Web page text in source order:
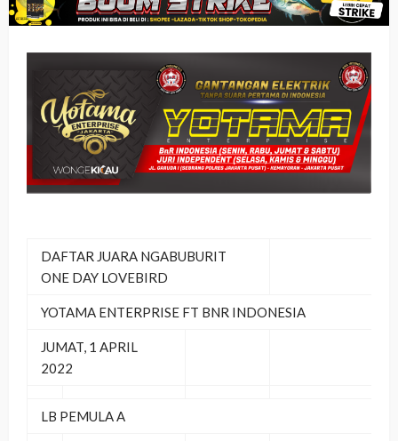
DAFTAR JUARA NGABUBURIT
ONE DAY LOVEBIRD
YOTAMA ENTERPRISE FT BNR INDONESIA
JUMAT, 1 APRIL
2022
LB PEMULA A